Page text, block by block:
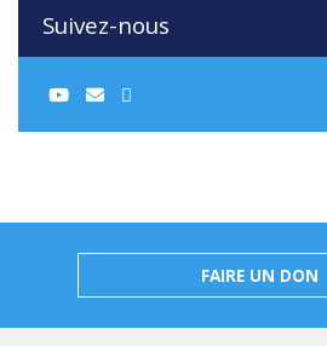
Suivez-nous
FAIRE UN DON